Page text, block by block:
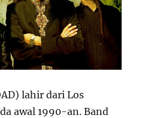
lahir dari Los
awal 1990-an. Band